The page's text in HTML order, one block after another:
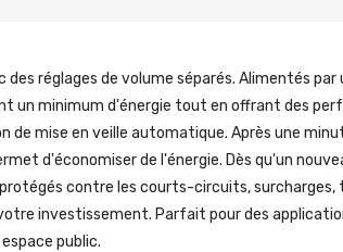
des réglages de volume séparés. Alimentés
un minimum d'énergie tout en offrant des
mise en veille automatique. Après une
d'économiser de l'énergie. Dès qu'un
contre les courts-circuits, surcharges,
investissement. Parfait pour des
public.